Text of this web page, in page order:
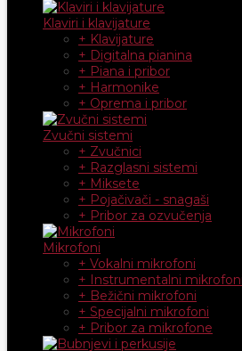
Klaviri i klavijature
+ Klavijature
+ Digitalna pianina
+ Piana i pribor
+ Harmonike
+ Oprema i pribor
Zvučni sistemi
+ Zvučnici
+ Razglasni sistemi
+ Miksete
+ Pojačivači - snagaši
+ Pribor za ozvučenja
Mikrofoni
+ Vokalni mikrofoni
+ Instrumentalni mikrofoni
+ Bežični mikrofoni
+ Specijalni mikrofoni
+ Pribor za mikrofone